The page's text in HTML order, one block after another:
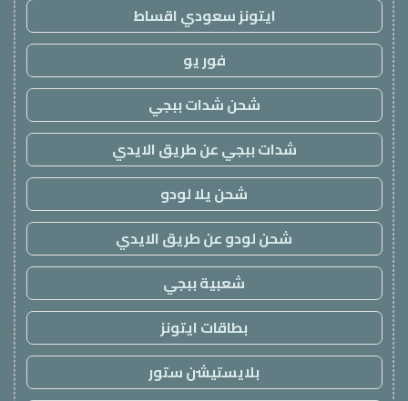
ايتونز سعودي اقساط
فور يو
شحن شدات ببجي
شدات ببجي عن طريق الايدي
شحن يلا لودو
شحن لودو عن طريق الايدي
شعبية ببجي
بطاقات ايتونز
بلايستيشن ستور